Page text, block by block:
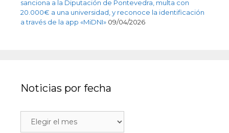
sanciona a la Diputación de Pontevedra, multa con
20.000€ a una universidad, y reconoce la identificación
a través de la app «MiDNI» 09/04/2026
Noticias por fecha